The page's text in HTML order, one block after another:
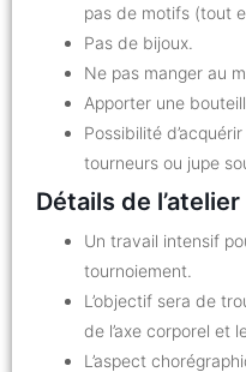
pas de motifs (tout
Pas de bijoux.
Ne pas manger au
Apporter une
Possibilité
tourneurs ou jupe
Détails de l’atelier
Un travail intensif
tournoiement.
L’objectif sera de
de l’axe corporel et
L’aspect